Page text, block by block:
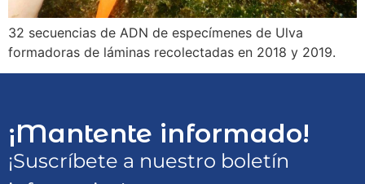
32 secuencias de ADN de especímenes de Ulva
formadoras de láminas recolectadas en 2018 y 2019.
¡Mantente informado!
¡Suscríbete a nuestro boletín